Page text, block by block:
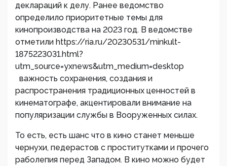
деклараций к делу. Ранее ведомство
определило приоритетные темы для
кинопроизводства на 2023 год. В ведомстве
отметили https://ria.ru/20230531/minkult-
1875223031.html?
utm_source=yxnews&utm_medium=desktop
важность сохранения, создания и
распространения традиционных ценностей в
кинематографе, акцентировали внимание на
популяризации службы в Вооруженных силах.
То есть, есть шанс что в кино станет меньше
чернухи, педерастов с проститутками и прочего
раболепия перед Западом. В кино можно будет